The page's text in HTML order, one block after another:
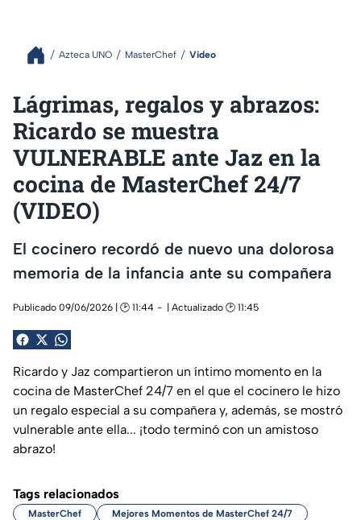
Azteca UNO MasterChef Video
Lágrimas, regalos y abrazos:
Ricardo se muestra
VULNERABLE ante Jaz en la
cocina de MasterChef 24/7
(VIDEO)
El cocinero recordó de nuevo una dolorosa
memoria de la infancia ante su compañera
Publicado 09/06/2026 | 🕑 11:44 | Actualizado 🕑 11:45
Ricardo y Jaz compartieron un íntimo momento en la
cocina de MasterChef 24/7 en el que el cocinero le hizo
un regalo especial a su compañera y, además, se mostró
vulnerable ante ella... ¡todo terminó con un amistoso
abrazo!
Tags relacionados
MasterChef Mejores Momentos de MasterChef 24/7